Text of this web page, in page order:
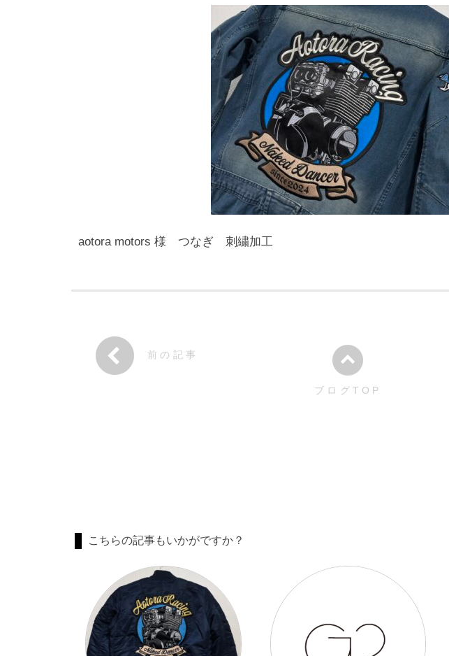
aotora motors 様 つなぎ 刺繍加工
前の記事
ブログTOP
こちらの記事もいかがですか？